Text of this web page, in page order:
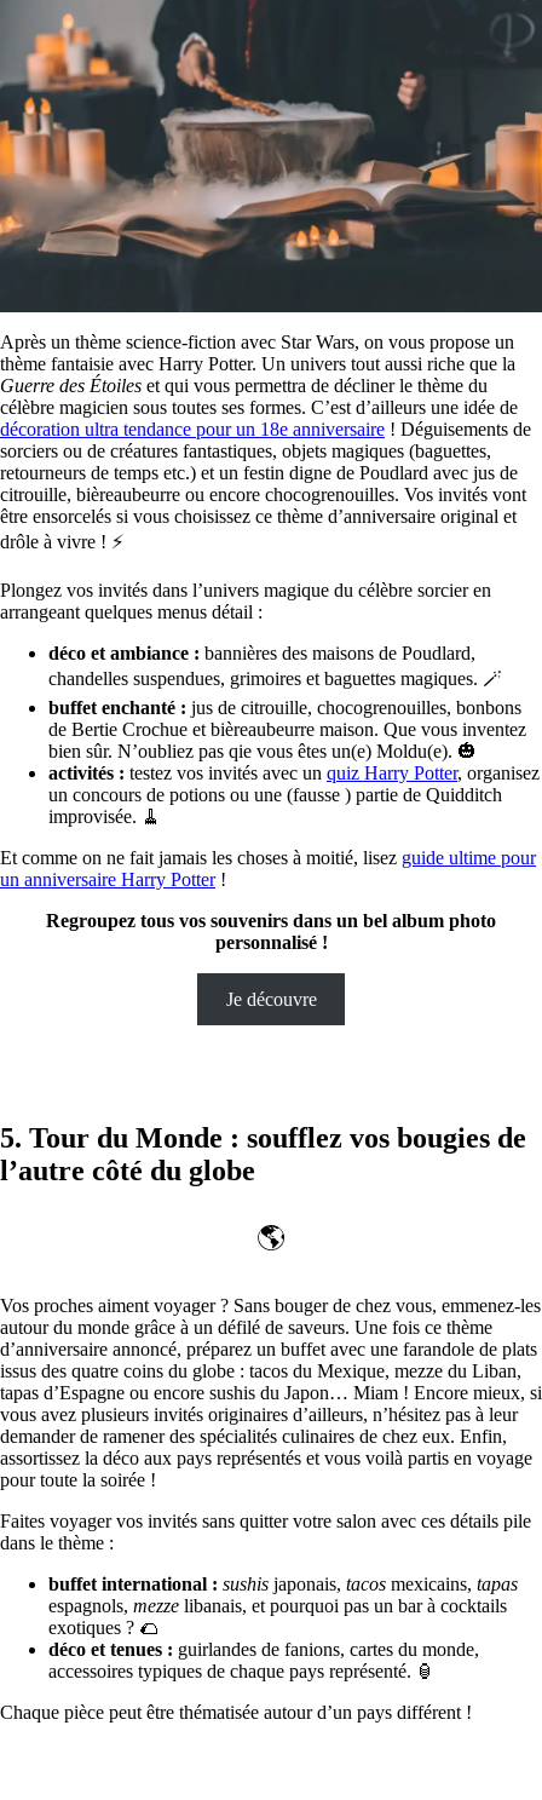
Après un thème science-fiction avec Star Wars, on vous propose un
thème fantaisie avec Harry Potter. Un univers tout aussi riche que la
Guerre des Étoiles et qui vous permettra de décliner le thème du
célèbre magicien sous toutes ses formes. C’est d’ailleurs une idée de
décoration ultra tendance pour un 18e anniversaire ! Déguisements de
sorciers ou de créatures fantastiques, objets magiques (baguettes,
retourneurs de temps etc.) et un festin digne de Poudlard avec jus de
citrouille, bièreaubeurre ou encore chocogrenouilles. Vos invités vont
être ensorcelés si vous choisissez ce thème d’anniversaire original et
drôle à vivre ! ⚡
Plongez vos invités dans l’univers magique du célèbre sorcier en
arrangeant quelques menus détail :
déco et ambiance : bannières des maisons de Poudlard,
chandelles suspendues, grimoires et baguettes magiques. 🪄
buffet enchanté : jus de citrouille, chocogrenouilles, bonbons
de Bertie Crochue et bièreaubeurre maison. Que vous inventez
bien sûr. N’oubliez pas qie vous êtes un(e) Moldu(e). 🎃
activités : testez vos invités avec un quiz Harry Potter, organisez
un concours de potions ou une (fausse ) partie de Quidditch
improvisée. 🧹
Et comme on ne fait jamais les choses à moitié, lisez guide ultime pour
un anniversaire Harry Potter!
Regroupez tous vos souvenirs dans un bel album photo
personnalisé !
Je découvre
5. Tour du Monde : soufflez vos bougies de
l’autre côté du globe
🌎
Vos proches aiment voyager ? Sans bouger de chez vous, emmenez-les
autour du monde grâce à un défilé de saveurs. Une fois ce thème
d’anniversaire annoncé, préparez un buffet avec une farandole de plats
issus des quatre coins du globe : tacos du Mexique, mezze du Liban,
tapas d’Espagne ou encore sushis du Japon… Miam ! Encore mieux, si
vous avez plusieurs invités originaires d’ailleurs, n’hésitez pas à leur
demander de ramener des spécialités culinaires de chez eux. Enfin,
assortissez la déco aux pays représentés et vous voilà partis en voyage
pour toute la soirée !
Faites voyager vos invités sans quitter votre salon avec ces détails pile
dans le thème :
buffet international : sushis japonais, tacos mexicains, tapas
espagnols, mezze libanais, et pourquoi pas un bar à cocktails
exotiques ? 🌮
déco et tenues : guirlandes de fanions, cartes du monde,
accessoires typiques de chaque pays représenté. 🏮
Chaque pièce peut être thématisée autour d’un pays différent !